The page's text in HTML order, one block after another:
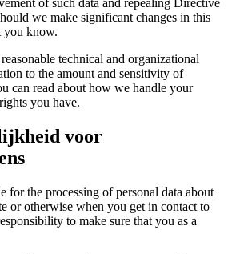
we make significant changes in this
you know.
technical and organizational
to the amount and sensitivity of
can read about how we handle your
you have.
voor
for the processing of personal data about
or otherwise when you get in contact to
to make sure that you as a